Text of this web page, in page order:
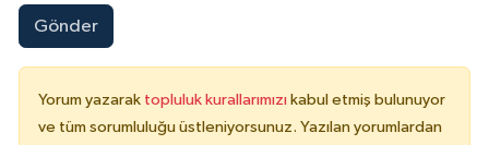
Gönder
Yorum yazarak topluluk kurallarımızı kabul etmiş bulunuyor
ve tüm sorumluluğu üstleniyorsunuz. Yazılan yorumlardan